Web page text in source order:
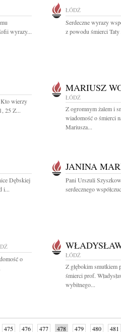
wyrazy...
ŁÓDŹ
Serdeczne wyrazy
z powodu śmierci Taty
Kto wierzy
25 Z...
MARIUSZ
ŁÓDŹ
Z ogromnym żalem i
wiadomość o śmierci
Mariusza...
Dębskiej
i...
JANINA
Pani Urszuli
serdecznego
o
ŁÓDŹ
Z głębokim smutkiem
śmierci prof.
wybitnego...
475 476 477 478 479 480 481